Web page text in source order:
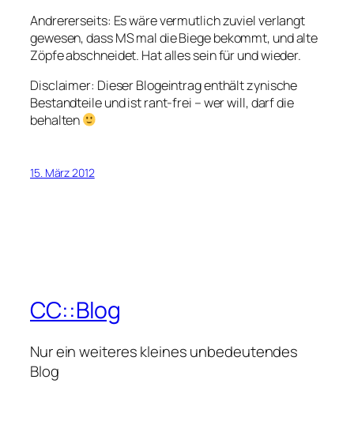
Andrererseits: Es wäre vermutlich zuviel verlangt
gewesen, dass MS mal die Biege bekommt, und alte
Zöpfe abschneidet. Hat alles sein für und wieder.
Disclaimer: Dieser Blogeintrag enthält zynische
Bestandteile und ist rant-frei – wer will, darf die
behalten
15. März 2012
CC::Blog
Nur ein weiteres kleines unbedeutendes
Blog